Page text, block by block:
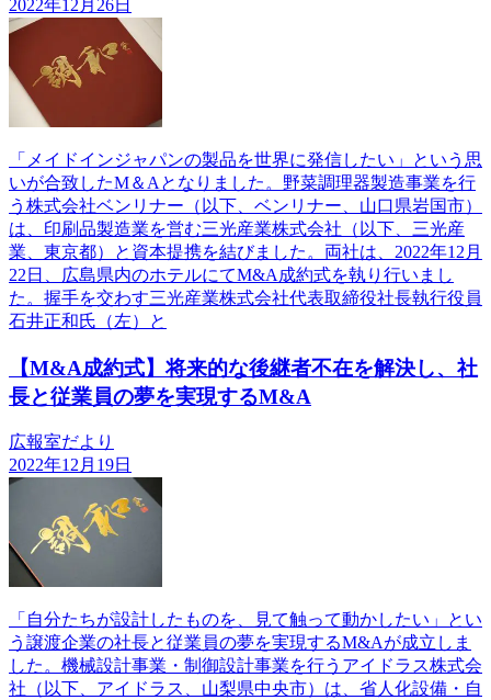
2022年12月26日
「メイドインジャパンの製品を世界に発信したい」という思
いが合致したM＆Aとなりました。野菜調理器製造事業を行
う株式会社ベンリナー（以下、ベンリナー、山口県岩国市）
は、印刷品製造業を営む三光産業株式会社（以下、三光産
業、東京都）と資本提携を結びました。両社は、2022年12月
22日、広島県内のホテルにてM&A成約式を執り行いまし
た。握手を交わす三光産業株式会社代表取締役社長執行役員
石井正和氏（左）と
【M&A成約式】将来的な後継者不在を解決し、社
長と従業員の夢を実現するM&A
広報室だより
2022年12月19日
「自分たちが設計したものを、見て触って動かしたい」とい
う譲渡企業の社長と従業員の夢を実現するM&Aが成立しま
した。機械設計事業・制御設計事業を行うアイドラス株式会
社（以下、アイドラス、山梨県中央市）は、省人化設備・自